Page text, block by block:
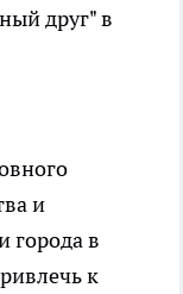
друг" в
и
города в
к